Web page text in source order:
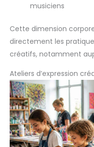
musiciens
Cette dimension
directement les
créatifs, notamment
Ateliers d’expression